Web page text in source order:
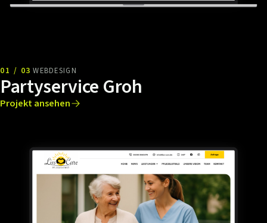
01 / 03 WEBDESIGN
Partyservice Groh
Projekt ansehen